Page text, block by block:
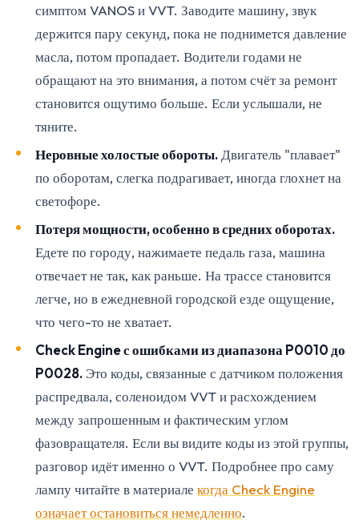
симптом VANOS и VVT. Заводите машину, звук
держится пару секунд, пока не поднимется давление
масла, потом пропадает. Водители годами не
обращают на это внимания, а потом счёт за ремонт
становится ощутимо больше. Если услышали, не
тяните.
Неровные холостые обороты. Двигатель "плавает"
по оборотам, слегка подрагивает, иногда глохнет на
светофоре.
Потеря мощности, особенно в средних оборотах.
Едете по городу, нажимаете педаль газа, машина
отвечает не так, как раньше. На трассе становится
легче, но в ежедневной городской езде ощущение,
что чего-то не хватает.
Check Engine с ошибками из диапазона P0010 до
P0028. Это коды, связанные с датчиком положения
распредвала, соленоидом VVT и расхождением
между запрошенным и фактическим углом
фазовращателя. Если вы видите коды из этой группы,
разговор идёт именно о VVT. Подробнее про саму
лампу читайте в материале когда Check Engine
означает остановиться немедленно.